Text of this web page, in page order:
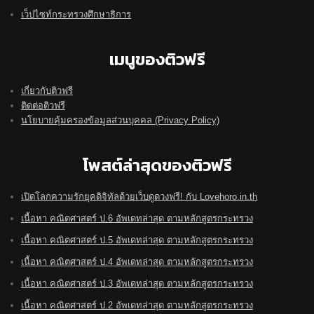
เว็ปไซท์กระทรวงศึกษาธิการ
เมนูของติวฟรี
เกี่ยวกับติวฟรี
ติดต่อติวฟรี
นโยบายคุ้มครองข้อมูลส่วนบุคคล (Privacy Policy)
โพสต์ล่าสุดของติวฟรี
เปิดโลกความรักยุคดิจิทัลด้วยเว็บดูดวงฟรี! กับ Lovehoro.in.th
เนื้อหา คณิตศาสตร์ ป.6 อัพเดทล่าสุด ตามหลักสูตรกระทรวง
เนื้อหา คณิตศาสตร์ ป.5 อัพเดทล่าสุด ตามหลักสูตรกระทรวง
เนื้อหา คณิตศาสตร์ ป.4 อัพเดทล่าสุด ตามหลักสูตรกระทรวง
เนื้อหา คณิตศาสตร์ ป.3 อัพเดทล่าสุด ตามหลักสูตรกระทรวง
เนื้อหา คณิตศาสตร์ ป.2 อัพเดทล่าสุด ตามหลักสูตรกระทรวง